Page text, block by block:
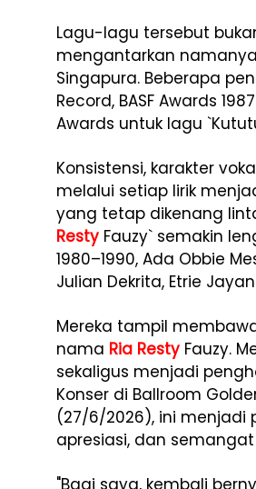
Lagu-lagu tersebut
mengantarkan
Singapura. Beberapa
Record, BASF Awards
Awards untuk lagu
Konsistensi, karakter
melalui setiap lirik
yang tetap dikenang
Resty Fauzy` semakin
1980–1990, Ada Obbie
Julian Dekrita, Etrie
Mereka tampil
nama Ria Resty Fauzy.
sekaligus menjadi
Konser di Ballroom
(27/6/2026), ini
apresiasi, dan
"Bagi saya, kembali